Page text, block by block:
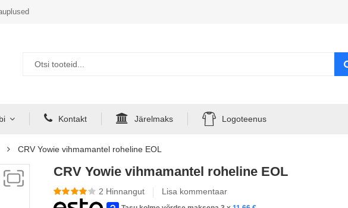
Kontakt Järelmaks Logoteenus
CRV Yowie vihmamantel roheline EOL
CRV Yowie vihmamantel roheline EOL
2 Hinnangut Lisa kommentaar